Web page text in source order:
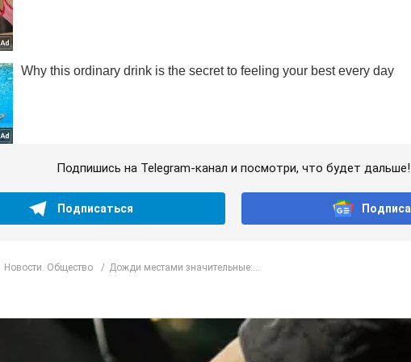
Подпишись на Telegram-канал и посмотри, что будет дальше!
Подписаться
Новости. Общество Дожди местами значительные:...